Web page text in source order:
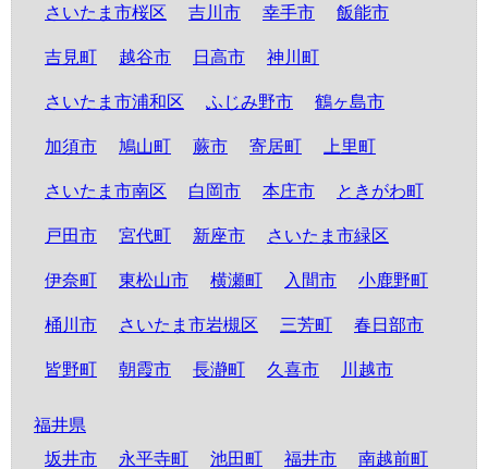
さいたま市桜区 吉川市 幸手市 飯能市
吉見町 越谷市 日高市 神川町
さいたま市浦和区 ふじみ野市 鶴ヶ島市
加須市 鳩山町 蕨市 寄居町 上里町
さいたま市南区 白岡市 本庄市 ときがわ町
戸田市 宮代町 新座市 さいたま市緑区
伊奈町 東松山市 横瀬町 入間市 小鹿野町
桶川市 さいたま市岩槻区 三芳町 春日部市
皆野町 朝霞市 長瀞町 久喜市 川越市
福井県
坂井市
永平寺町 池田町 福井市 南越前町